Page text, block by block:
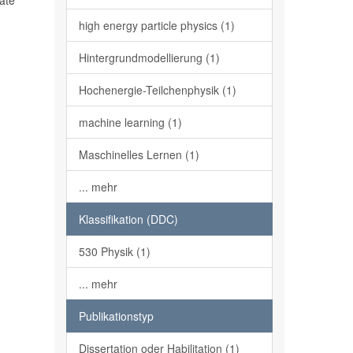
high energy particle physics (1)
Hintergrundmodellierung (1)
Hochenergie-Teilchenphysik (1)
machine learning (1)
Maschinelles Lernen (1)
... mehr
Klassifikation (DDC)
530 Physik (1)
... mehr
Publikationstyp
Dissertation oder Habilitation (1)